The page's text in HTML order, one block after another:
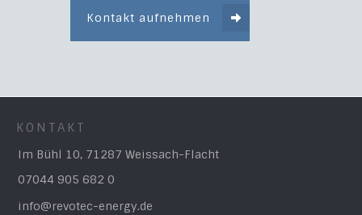
Kontakt aufnehmen
KONTAKT
Im Bühl 10, 71287 Weissach-Flacht
07044 905 682 0
info@revotec-energy.de